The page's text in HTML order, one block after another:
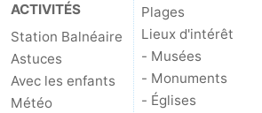
-
Stationnement
Courtier
Adresses
ACTIVITÉS
Station Balnéaire
Astuces
Avec les enfants
Météo
Plages
Lieux d'intérêt
- Musées
- Monuments
- Églises